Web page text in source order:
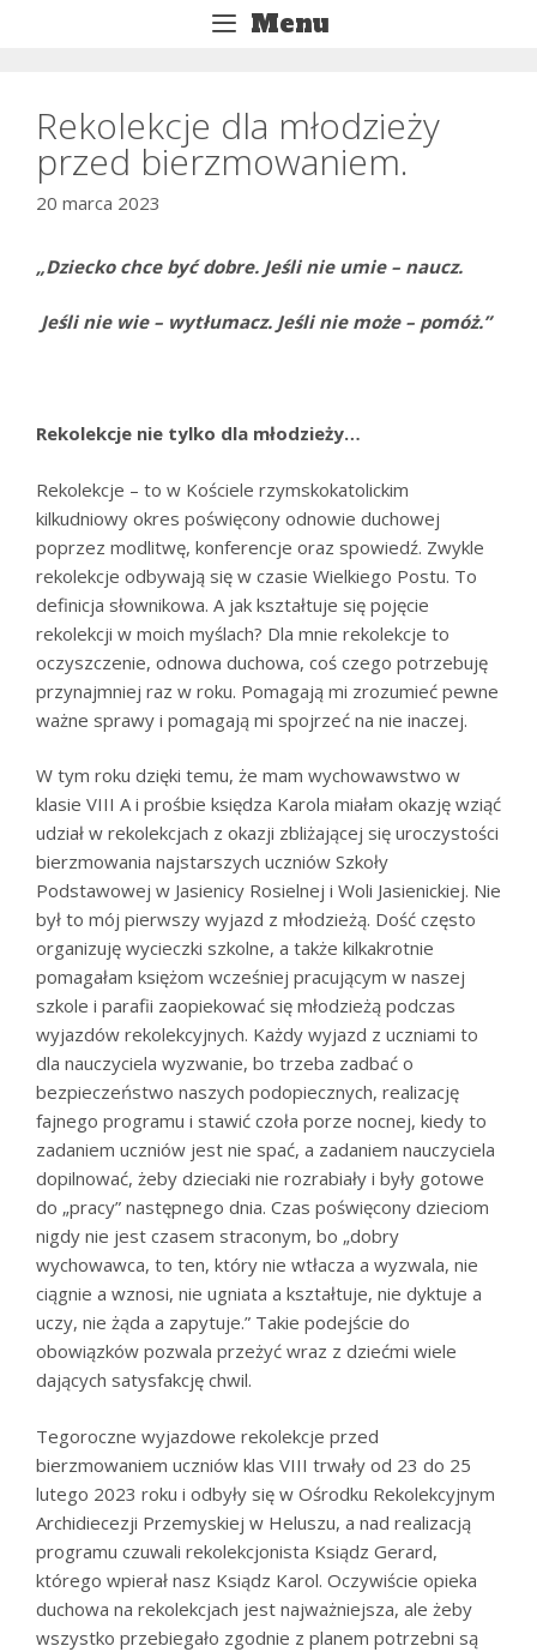
Menu
Rekolekcje dla młodzieży
przed bierzmowaniem.
20 marca 2023
„Dziecko chce być dobre. Jeśli nie umie – naucz.
Jeśli nie wie – wytłumacz. Jeśli nie może – pomóż.”
Rekolekcje nie tylko dla młodzieży…
Rekolekcje – to w Kościele rzymskokatolickim
kilkudniowy okres poświęcony odnowie duchowej
poprzez modlitwę, konferencje oraz spowiedź. Zwykle
rekolekcje odbywają się w czasie Wielkiego Postu. To
definicja słownikowa. A jak kształtuje się pojęcie
rekolekcji w moich myślach? Dla mnie rekolekcje to
oczyszczenie, odnowa duchowa, coś czego potrzebuję
przynajmniej raz w roku. Pomagają mi zrozumieć pewne
ważne sprawy i pomagają mi spojrzeć na nie inaczej.
W tym roku dzięki temu, że mam wychowawstwo w
klasie VIII A i prośbie księdza Karola miałam okazję wziąć
udział w rekolekcjach z okazji zbliżającej się uroczystości
bierzmowania najstarszych uczniów Szkoły
Podstawowej w Jasienicy Rosielnej i Woli Jasienickiej. Nie
był to mój pierwszy wyjazd z młodzieżą. Dość często
organizuję wycieczki szkolne, a także kilkakrotnie
pomagałam księżom wcześniej pracującym w naszej
szkole i parafii zaopiekować się młodzieżą podczas
wyjazdów rekolekcyjnych. Każdy wyjazd z uczniami to
dla nauczyciela wyzwanie, bo trzeba zadbać o
bezpieczeństwo naszych podopiecznych, realizację
fajnego programu i stawić czoła porze nocnej, kiedy to
zadaniem uczniów jest nie spać, a zadaniem nauczyciela
dopilnować, żeby dzieciaki nie rozrabiały i były gotowe
do „pracy” następnego dnia. Czas poświęcony dzieciom
nigdy nie jest czasem straconym, bo „dobry
wychowawca, to ten, który nie wtłacza a wyzwala, nie
ciągnie a wznosi, nie ugniata a kształtuje, nie dyktuje a
uczy, nie żąda a zapytuje.” Takie podejście do
obowiązków pozwala przeżyć wraz z dziećmi wiele
dających satysfakcję chwil.
Tegoroczne wyjazdowe rekolekcje przed
bierzmowaniem uczniów klas VIII trwały od 23 do 25
lutego 2023 roku i odbyły się w Ośrodku Rekolekcyjnym
Archidiecezji Przemyskiej w Heluszu, a nad realizacją
programu czuwali rekolekcjonista Ksiądz Gerard,
którego wpierał nasz Ksiądz Karol. Oczywiście opieka
duchowa na rekolekcjach jest najważniejsza, ale żeby
wszystko przebiegało zgodnie z planem potrzebni są